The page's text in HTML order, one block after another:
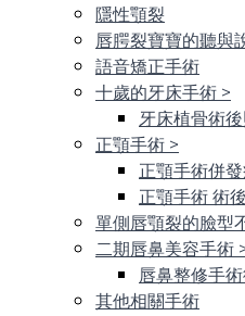
隱性顎裂
唇腭裂寶寶的聽與
語音矯正手術
十歲的牙床手術 >
牙床植骨術
正顎手術 >
正顎手術併
正顎手術 術
單側唇顎裂的臉型
二期唇鼻美容手術
唇鼻整修手
其他相關手術